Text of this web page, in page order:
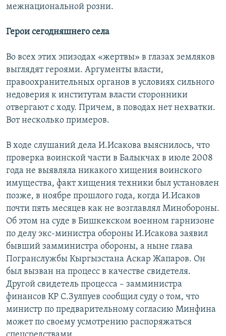
межнациональной розни.
Герои сегодняшнего села
Во всех этих эпизодах «жертвы» в глазах земляков
выглядят героями. Аргументы власти,
правоохранительных органов в условиях сильного
недоверия к институтам власти сторонники
отвергают с ходу. Причем, в поводах нет нехватки.
Вот несколько примеров.
В ходе слушаний дела И.Исакова выяснилось, что
проверка воинской части в Балыкчах в июле 2008
года не выявляла никакого хищения воинского
имущества, факт хищения техники был установлен
позже, в ноябре прошлого года, когда И.Исаков
почти пять месяцев как не возглавлял Минобороны.
Об этом на суде в Бишкекском военном гарнизоне
по делу экс-министра обороны И.Исакова заявил
бывший замминистра обороны, а ныне глава
Погранслужбы Кыргызстана Аскар Жапаров. Он
был вызван на процесс в качестве свидетеля.
Другой свидетель процесса – замминистра
финансов КР С.Зулпуев сообщил суду о том, что
министр по предварительному согласию Минфина
может по своему усмотрению распоряжаться